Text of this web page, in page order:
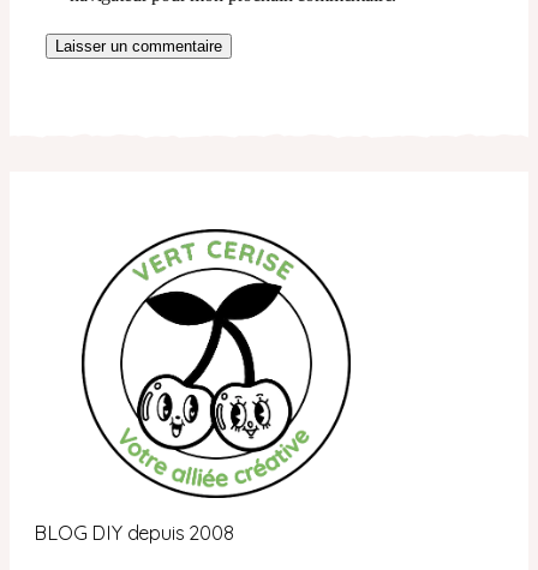
BLOG DIY depuis 2008